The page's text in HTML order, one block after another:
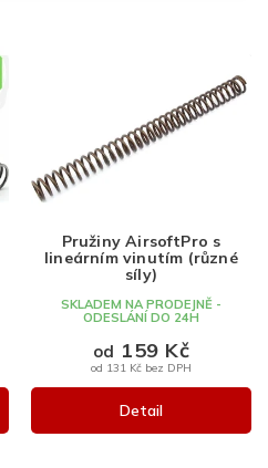
Pružiny AirsoftPro s
lineárním vinutím (různé
síly)
SKLADEM NA PRODEJNĚ -
ODESLÁNÍ DO 24H
od 131 Kč bez DPH
od 159 Kč
Detail